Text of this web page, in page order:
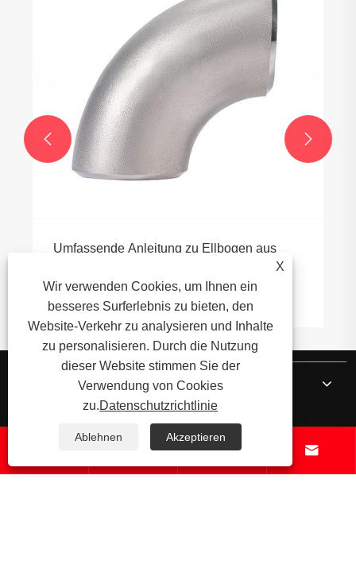
Umfassende Anleitung zu Ellbogen aus
Vorteile
 
Nachricht
 
X
Wir verwenden Cookies, um Ihnen ein
besseres Surferlebnis zu bieten, den
Website-Verkehr zu analysieren und Inhalte
zu personalisieren. Durch die Nutzung
dieser Website stimmen Sie der
Verwendung von Cookies
zu.Datenschutzrichtlinie
Ablehnen Akzeptieren